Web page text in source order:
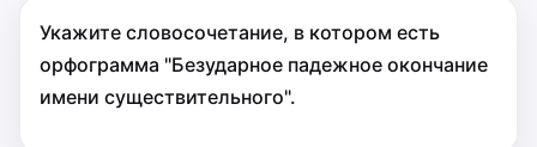
Укажите словосочетание, в котором есть
орфограмма "Безударное падежное окончание
имени существительного".